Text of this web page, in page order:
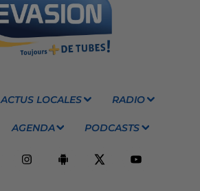
ACTUS LOCALES RADIO
AGENDA PODCASTS